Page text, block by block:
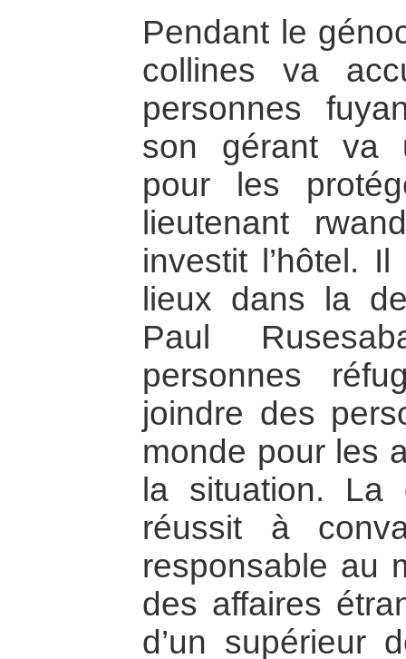
Pendant le
collines va
personnes
son gérant va
pour les
lieutenant
investit l’hôtel.
lieux dans la
Paul
personnes
joindre des
monde pour les
la situation. La
réussit à
responsable au
des affaires
d’un supérieur